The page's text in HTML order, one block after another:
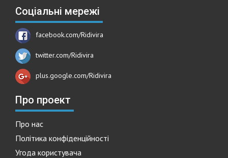
Соціальні мережі
facebook.com/Ridivira
twitter.com/Ridivira
plus.google.com/Ridivira
Про проект
Про нас
Політика конфіденційності
Угода користувача